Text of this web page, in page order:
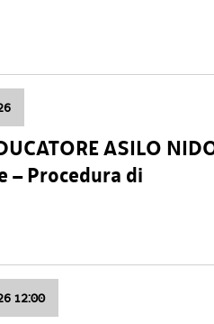
ASILO
– Procedura di
12:00